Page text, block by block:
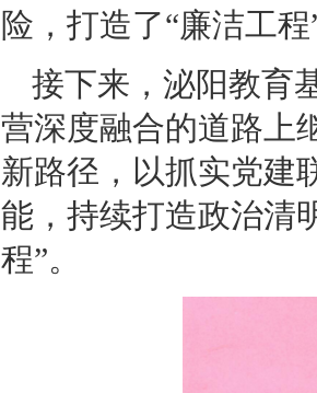
险，打造了“廉洁工程
接下来，泌阳教育
营深度融合的道路上
新路径，以抓实党建
能，持续打造政治清
程”。